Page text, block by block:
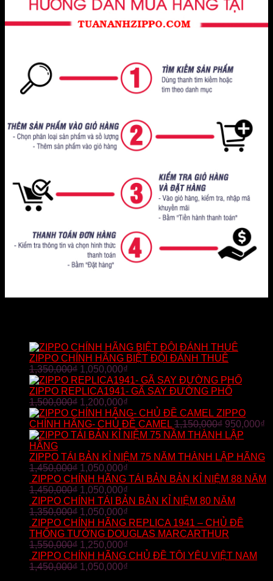
ZIPPO CHÍNH HÃNG BIỆT ĐỘI ĐÁNH THUÊ
1,350,000₫ 1,050,000₫
ZIPPO REPLICA1941- GÃ SAY ĐƯỜNG PHỐ
1,500,000₫ 1,200,000₫
ZIPPO
CHÍNH HÃNG- CHỦ ĐỀ CAMEL 1,150,000₫ 950,000₫
ZIPPO TÁI BẢN KỈ NIỆM 75 NĂM THÀNH LẬP HÃNG
1,450,000₫ 1,050,000₫
ZIPPO CHÍNH HÃNG TÁI BẢN BẢN KỈ NIỆM 88 NĂM
1,450,000₫ 1,050,000₫
ZIPPO CHÍNH TÁI BẢN BẢN KỈ NIỆM 80 NĂM
1,350,000₫ 1,050,000₫
ZIPPO CHÍNH HÃNG REPLICA 1941 – CHỦ ĐỀ
THỐNG TƯỚNG DOUGLAS MARCARTHUR
1,550,000₫ 1,250,000₫
ZIPPO CHÍNH HÃNG CHỦ ĐỀ TÔI YÊU VIỆT NAM
1,450,000₫ 1,050,000₫